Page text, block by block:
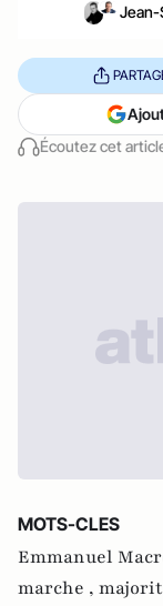
Jean-
Écoutez cet
MOTS-CLES
Emmanuel
marche ,